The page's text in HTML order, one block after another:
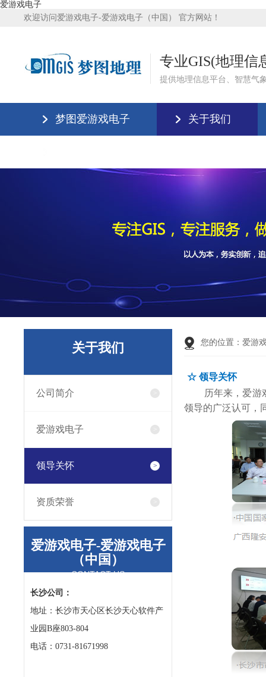
爱游戏电子
欢迎访问爱游戏电子-爱游戏电子（中国） 官方网站！
专业GIS(地理信
提供地理信息平台、智慧气
梦图爱游戏电子 关于我们
关于我们
公司简介
爱游戏电子
领导关怀
资质荣誉
爱游戏电子-爱游戏电子
（中国）
CONTACT US
长沙公司：
地址：长沙市天心区长沙天心软件产
业园B座803-804
电话：0731-81671998
您的位置： 爱游
☆ 领导关怀
历年来，爱游
领导的广泛认可，